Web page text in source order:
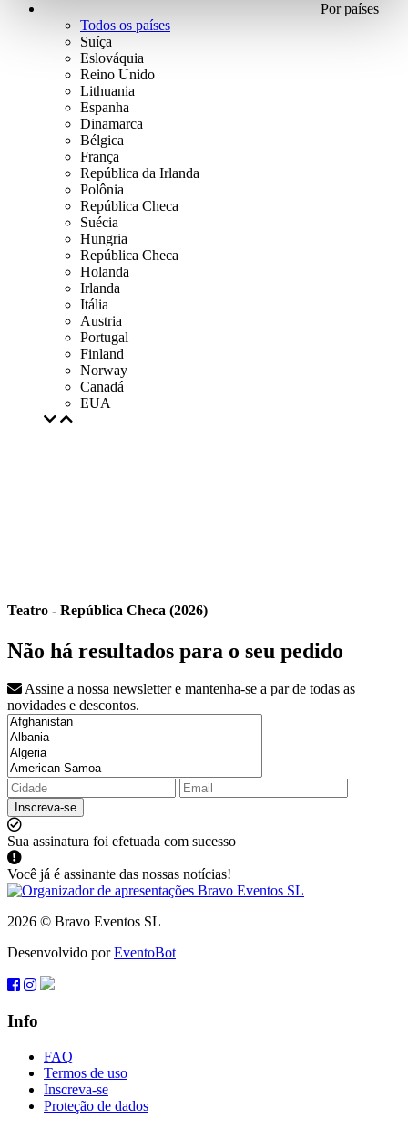
Por países
Todos os países
Suíça
Eslováquia
Reino Unido
Lithuania
Espanha
Dinamarca
Bélgica
França
República da Irlanda
Polônia
República Checa
Suécia
Hungria
República Checa
Holanda
Irlanda
Itália
Austria
Portugal
Finland
Norway
Canadá
EUA
Teatro - República Checa (2026)
Não há resultados para o seu pedido
Assine a nossa newsletter e mantenha-se a par de todas as
novidades e descontos.
Inscreva-se
Sua assinatura foi efetuada com sucesso
Você já é assinante das nossas notícias!
2026 © Bravo Eventos SL
Desenvolvido porEventoBot
Info
FAQ
Termos de uso
Inscreva-se
Proteção de dados